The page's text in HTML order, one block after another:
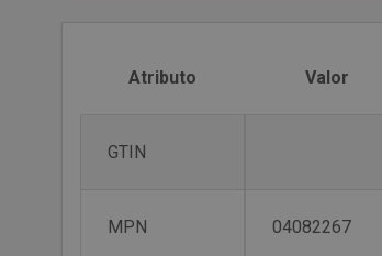
Atributo Valor
GTIN
MPN 04082267